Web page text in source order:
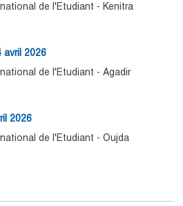
de l'Etudiant - Kenitra
avril 2026
de l'Etudiant - Agadir
2026
de l'Etudiant - Oujda